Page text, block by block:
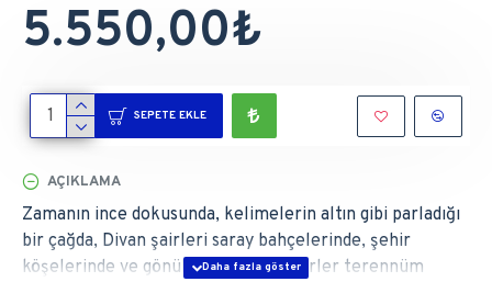
5.550,00₺
SEPETE EKLE
AÇIKLAMA
Zamanın ince dokusunda, kelimelerin altın gibi parladığı
bir çağda, Divan şairleri saray bahçelerinde, şehir
köşelerinde ve gönül saraylarında şiirler terennüm